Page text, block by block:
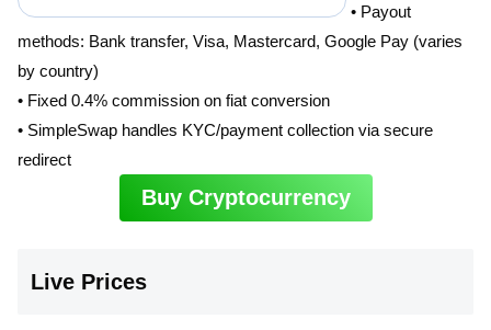
• Payout
methods: Bank transfer, Visa, Mastercard, Google Pay (varies
by country)
• Fixed 0.4% commission on fiat conversion
• SimpleSwap handles KYC/payment collection via secure
redirect
Buy Cryptocurrency
Live Prices